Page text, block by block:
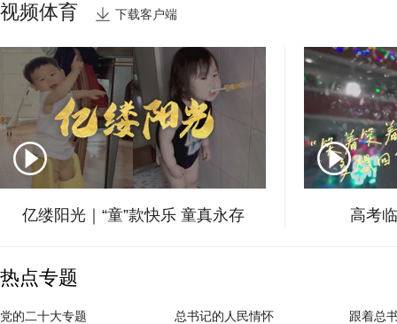
千年黑城显沧桑
视频体育 下载客户端
亿缕阳光｜“童”款快乐 童真永存 高考
热点专题
党的二十大专题 总书记的人民情怀
跟着总